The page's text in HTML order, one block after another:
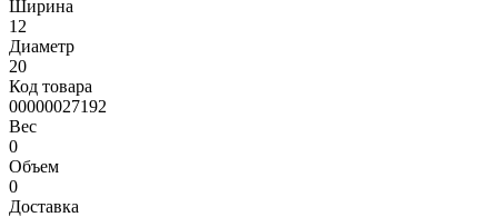
Ширина
12
Диаметр
20
Код товара
00000027192
Вес
0
Объем
0
Доставка